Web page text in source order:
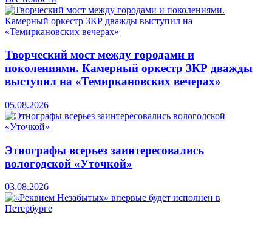
Творческий мост между городами и
поколениями. Камерный оркестр ЗКР дважды
выступил на «Темиркановских вечерах»
05.08.2026
Этнографы всерьез заинтересовались
вологодской «Уточкой»
03.08.2026